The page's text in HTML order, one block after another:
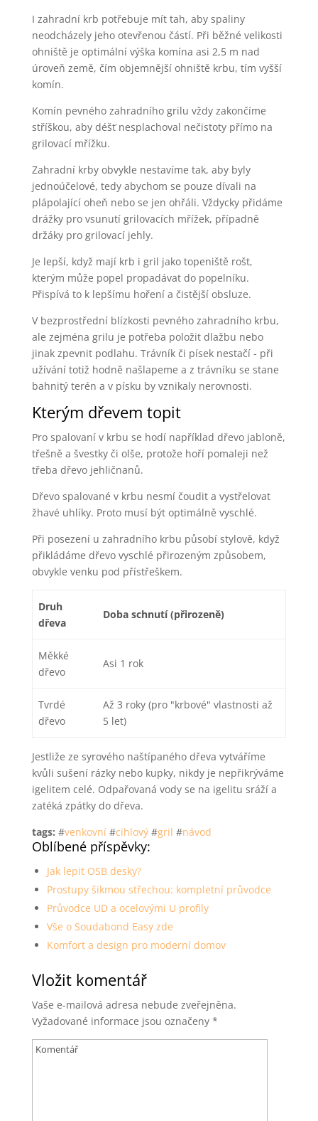
I zahradní krb potřebuje mít tah, aby spaliny
neodcházely jeho otevřenou částí. Při běžné velikosti
ohniště je optimální výška komína asi 2,5 m nad
úroveň země, čím objemnější ohniště krbu, tím vyšší
komín.
Komín pevného zahradního grilu vždy zakončíme
stříškou, aby déšť nesplachoval nečistoty přímo na
grilovací mřížku.
Zahradní krby obvykle nestavíme tak, aby byly
jednoúčelové, tedy abychom se pouze dívali na
plápolající oheň nebo se jen ohřáli. Vždycky přidáme
drážky pro vsunutí grilovacích mřížek, případně
držáky pro grilovací jehly.
Je lepší, když mají krb i gril jako topeniště rošt,
kterým může popel propadávat do popelníku.
Přispívá to k lepšímu hoření a čistější obsluze.
V bezprostřední blízkosti pevného zahradního krbu,
ale zejména grilu je potřeba položit dlažbu nebo
jinak zpevnit podlahu. Trávník či písek nestačí - při
užívání totiž hodně našlapeme a z trávníku se stane
bahnitý terén a v písku by vznikaly nerovnosti.
Kterým dřevem topit
Pro spalovaní v krbu se hodí například dřevo jabloně,
třešně a švestky či olše, protože hoří pomaleji než
třeba dřevo jehličnanů.
Dřevo spalované v krbu nesmí čoudit a vystřelovat
žhavé uhlíky. Proto musí být optimálně vyschlé.
Při posezení u zahradního krbu působí stylově, když
přikládáme dřevo vyschlé přirozeným způsobem,
obvykle venku pod přístřeškem.
Druh
dřeva
Doba schnutí (přirozeně)
Měkké
dřevo
Asi 1 rok
Tvrdé
dřevo
Až 3 roky (pro "krbové" vlastnosti až
5 let)
Jestliže ze syrového naštípaného dřeva vytváříme
kvůli sušení rázky nebo kupky, nikdy je nepřikrýváme
igelitem celé. Odpařovaná vody se na igelitu sráží a
zatéká zpátky do dřeva.
tags: #venkovní#cihlový#gril #návod
Oblíbené příspěvky:
Jak lepit OSB desky?
Prostupy šikmou střechou: kompletní průvodce
Průvodce UD a ocelovými U profily
Vše o Soudabond Easy zde
Komfort a design pro moderní domov
Vložit komentář
Vaše e-mailová adresa nebude zveřejněna.
Vyžadované informace jsou označeny *